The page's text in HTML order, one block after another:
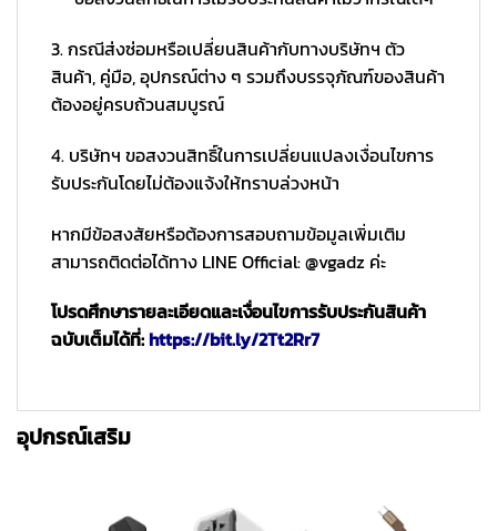
3. กรณีส่งซ่อมหรือเปลี่ยนสินค้ากับทางบริษัทฯ ตัว
สินค้า, คู่มือ, อุปกรณ์ต่าง ๆ รวมถึงบรรจุภัณฑ์ของสินค้า
ต้องอยู่ครบถ้วนสมบูรณ์
4. บริษัทฯ ขอสงวนสิทธิ์ในการเปลี่ยนแปลงเงื่อนไขการ
รับประกันโดยไม่ต้องแจ้งให้ทราบล่วงหน้า
หากมีข้อสงสัยหรือต้องการสอบถามข้อมูลเพิ่มเติม
สามารถติดต่อได้ทาง LINE Official: @vgadz ค่ะ
โปรดศึกษารายละเอียดและเงื่อนไขการรับประกันสินค้า
ฉบับเต็มได้ที่:https://bit.ly/2Tt2Rr7
อุปกรณ์เสริม